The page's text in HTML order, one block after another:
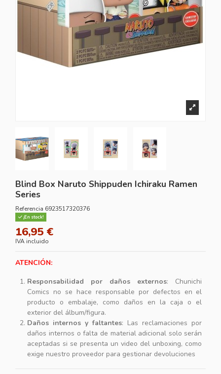
Blind Box Naruto Shippuden Ichiraku Ramen
Series
Referencia 6923517320376
¡En stock!
16,95 €
IVA incluido
ATENCIÓN:
Responsabilidad por daños externos: Chunichi
Comics no se hace responsable por defectos en el
producto o embalaje, como daños en la caja o el
exterior del álbum/figura.
Daños internos y faltantes: Las reclamaciones por
daños internos o falta de material adicional solo serán
aceptadas si se presenta un video del unboxing, como
exige nuestro proveedor para gestionar devoluciones